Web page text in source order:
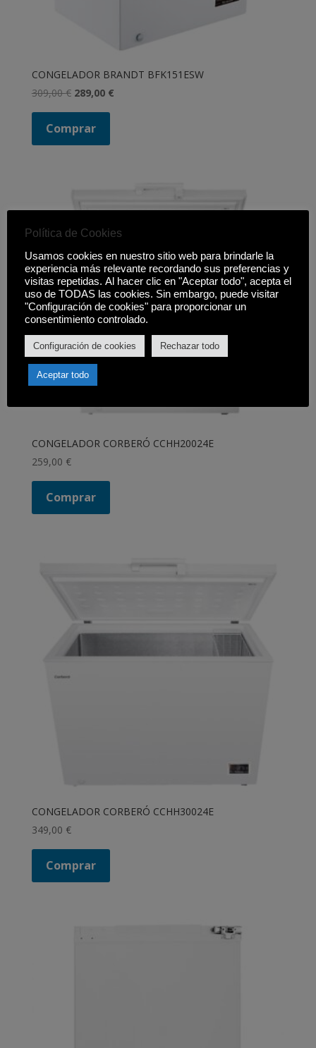
CONGELADOR BRANDT BFK151ESW
309,00€ El
original
289,00 €El
Comprar
CONGELADOR CORBERÓ CCHH20024E
259,00 €
Comprar
CONGELADOR CORBERÓ CCHH30024E
349,00 €
Comprar
Política de Cookies
Usamos cookies en nuestro sitio web para brindarle la
experiencia más relevante recordando sus preferencias y
visitas repetidas. Al hacer clic en "Aceptar todo", acepta el
uso de TODAS las cookies. Sin embargo, puede visitar
"Configuración de cookies" para proporcionar un
consentimiento controlado.
Configuración de cookies Rechazar todo
Aceptar todo